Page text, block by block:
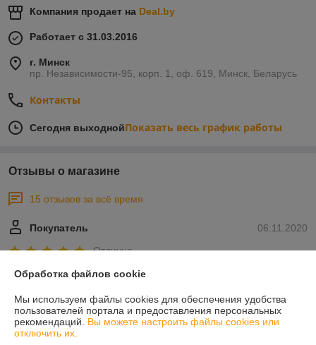
Компания продает на Deal.by
Работает с 31.03.2016
г. Минск
пр. Независимости-95, корп. 1, оф. 619, Минск, Беларусь
Контакты
Сегодня выходнойПоказать весь график работы
Отзывы о магазине
15 отзывов за всё время
06.11.2020
Покупатель
Отлично
Хорошая компания. Всегда посоветуют что лучше взять не
Покупатель
Обработка файлов cookie
Мы используем файлы cookies для обеспечения удобства
пользователей портала и предоставления персональных
рекомендаций. Вы можете настроить файлы cookies или
отключить их.